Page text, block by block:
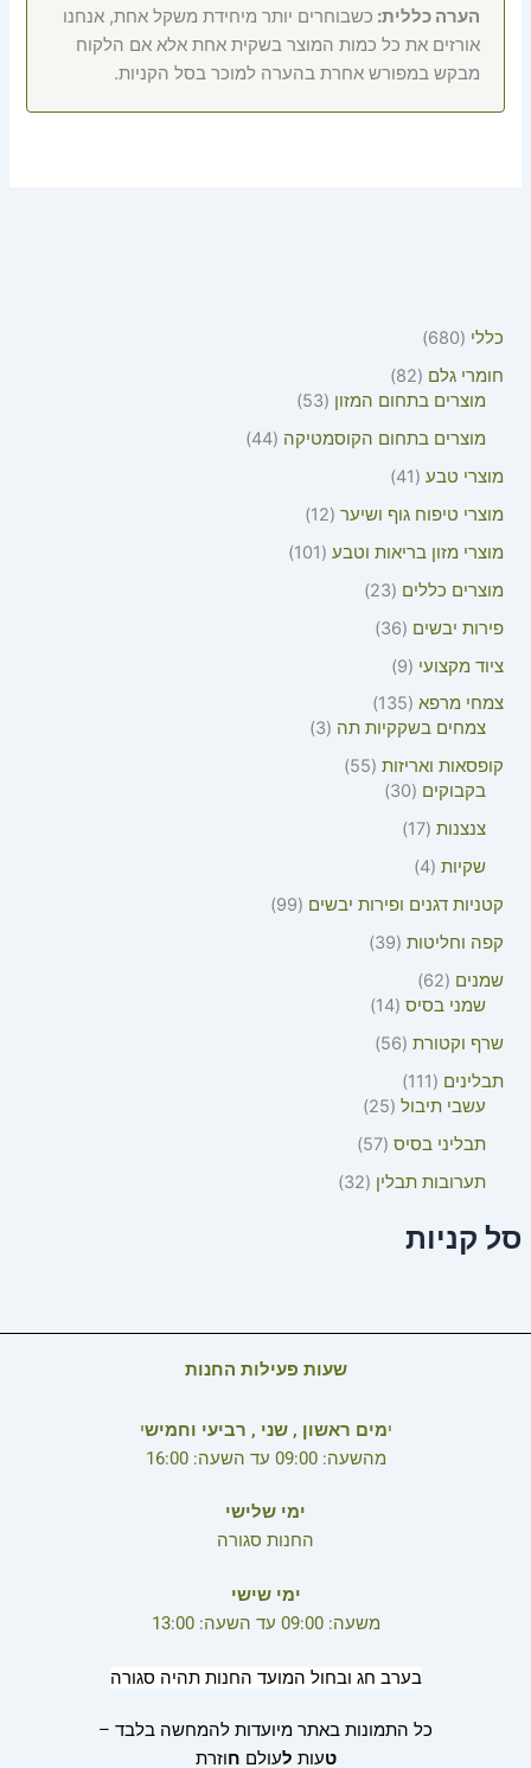
כללי
680
חומרי גלם
82
מוצרים בתחום המזון
53
מוצרים בתחום הקוסמטיקה 44
מוצרי טבע
41
מוצרי טיפוח גוף ושיער 12
מוצרי מזון בריאות וטבע
101
מוצרים כללים
23
פירות יבשים
36
ציוד מקצועי
9
צמחי מרפא 135
צמחים בשקקיות תה
3
קופסאות ואריזות 55
בקבוקים
30
צנצנות 17
שקיות 4
קטניות דגנים ופירות יבשים
99
קפה וחליטות 39
שמנים
62
שמני בסיס 14
שרף וקטורת 56
תבלינים
111
עשבי תיבול 25
תבליני בסיס 57
תערובות תבלין
32
סל קניות
הערה כללית: כשבוחרים יותר מיחידת משקל אחת, אנחנו
אורזים את כל כמות המוצר בשקית אחת אלא אם הלקוח
מבקש במפורש אחרת בהערה למוכר בסל הקניות.
שעות פעילות החנות
ימים ראשון , שני , רביעי וחמישי
מהשעה: 09:00 עד השעה: 16:00
ימי שלישי
החנות סגורה
ימי שישי
משעה: 09:00 עד השעה: 13:00
בערב חג ובחול המועד החנות תהיה סגורה
כל התמונות באתר מיועדות להמחשה בלבד –
טעות לעולם חוזרת